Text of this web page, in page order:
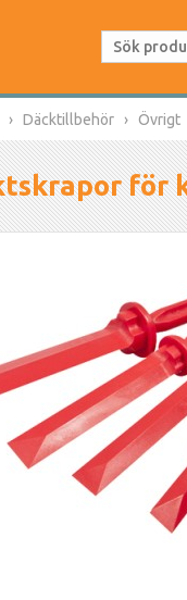
Däcktillbehör Övrigt
för